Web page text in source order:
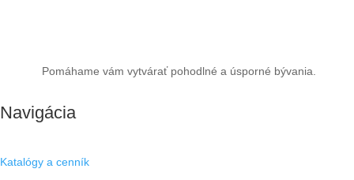
Pomáhame vám vytvárať pohodlné a úsporné bývania.
Navigácia
Katalógy a cenník